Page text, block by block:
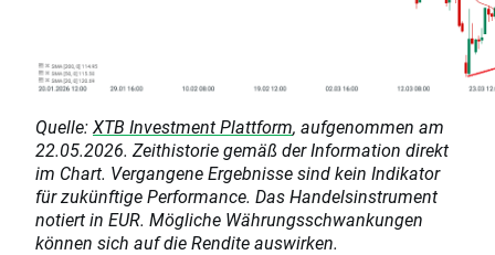
Quelle:XTB Investment Plattform, aufgenommen am
22.05.2026. Zeithistorie gemäß der Information direkt
im Chart. Vergangene Ergebnisse sind kein Indikator
für zukünftige Performance. Das Handelsinstrument
notiert in EUR. Mögliche Währungsschwankungen
können sich auf die Rendite auswirken.